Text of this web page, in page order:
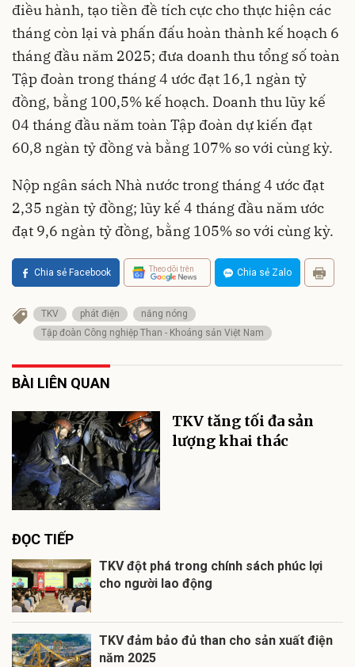
điều hành, tạo tiền đề tích cực cho thực hiện các
tháng còn lại và phấn đấu hoàn thành kế hoạch 6
tháng đầu năm 2025; đưa doanh thu tổng số toàn
Tập đoàn trong tháng 4 ước đạt 16,1 ngàn tỷ
đồng, bằng 100,5% kế hoạch. Doanh thu lũy kế
04 tháng đầu năm toàn Tập đoàn dự kiến đạt
60,8 ngàn tỷ đồng và bằng 107% so với cùng kỳ.
Nộp ngân sách Nhà nước trong tháng 4 ước đạt
2,35 ngàn tỷ đồng; lũy kế 4 tháng đầu năm ước
đạt 9,6 ngàn tỷ đồng, bằng 105% so với cùng kỳ.
Chia sẻ Facebook Theo dõi trên Chia sẻ Zalo
TKV phát điện
nắng nóng
Tập đoàn Công nghiệp Than - Khoáng sản Việt Nam
BÀI LIÊN QUAN
TKV tăng tối đa sản
lượng khai thác
ĐỌC TIẾP
TKV đột phá trong chính sách phúc lợi
cho người lao động
TKV đảm bảo đủ than cho sản xuất điện
năm 2025